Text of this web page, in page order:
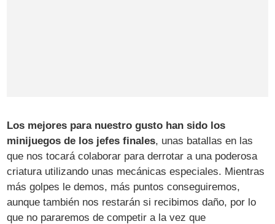
Los mejores para nuestro gusto han sido los
minijuegos de los jefes finales, unas batallas en las
que nos tocará colaborar para derrotar a una poderosa
criatura utilizando unas mecánicas especiales. Mientras
más golpes le demos, más puntos conseguiremos,
aunque también nos restarán si recibimos daño, por lo
que no pararemos de competir a la vez que